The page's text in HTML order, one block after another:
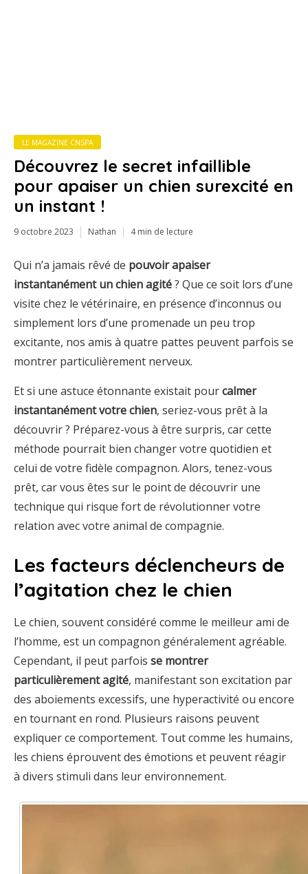
LE MAGAZINE CNSPA
Découvrez le secret infaillible
pour apaiser un chien surexcité en
un instant !
9 octobre 2023 Nathan 4 min de lecture
Qui n’a jamais rêvé de pouvoir apaiser
instantanément un chien agité? Que ce soit lors d’une
visite chez le vétérinaire, en présence d’inconnus ou
simplement lors d’une promenade un peu trop
excitante, nos amis à quatre pattes peuvent parfois se
montrer particulièrement nerveux.
Et si une astuce étonnante existait pourcalmer
instantanément votre chien, seriez-vous prêt à la
découvrir ? Préparez-vous à être surpris, car cette
méthode pourrait bien changer votre quotidien et
celui de votre fidèle compagnon. Alors, tenez-vous
prêt, car vous êtes sur le point de découvrir une
technique qui risque fort de révolutionner votre
relation avec votre animal de compagnie.
Les facteurs déclencheurs de
l’agitation chez le chien
Le chien, souvent considéré comme le meilleur ami de
l’homme, est un compagnon généralement agréable.
Cependant, il peut parfois se montrer
particulièrement agité, manifestant son excitation par
des aboiements excessifs, une hyperactivité ou encore
en tournant en rond. Plusieurs raisons peuvent
expliquer ce comportement. Tout comme les humains,
les chiens éprouvent des émotions et peuvent réagir
à divers stimuli dans leur environnement.